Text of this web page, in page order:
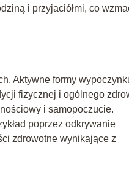
i przyjaciółmi, co
Aktywne formy
fizycznej i ogólnego
i samopoczucie.
poprzez odkrywanie
zdrowotne wynikające z